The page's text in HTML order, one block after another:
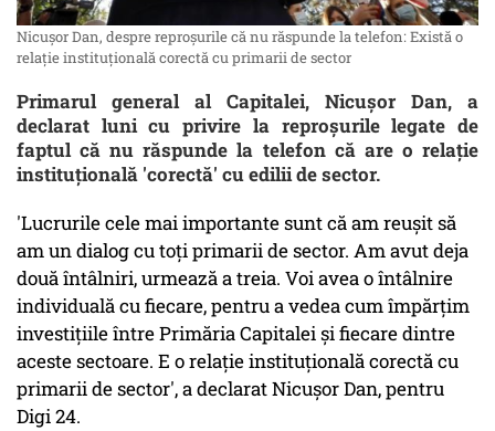
Nicuşor Dan, despre reproşurile că nu răspunde la telefon: Există o
relaţie instituţională corectă cu primarii de sector
Primarul general al Capitalei, Nicuşor Dan, a
declarat luni cu privire la reproşurile legate de
faptul că nu răspunde la telefon că are o relaţie
instituţională 'corectă' cu edilii de sector.
'Lucrurile cele mai importante sunt că am reuşit să
am un dialog cu toţi primarii de sector. Am avut deja
două întâlniri, urmează a treia. Voi avea o întâlnire
individuală cu fiecare, pentru a vedea cum împărţim
investiţiile între Primăria Capitalei şi fiecare dintre
aceste sectoare. E o relaţie instituţională corectă cu
primarii de sector', a declarat Nicuşor Dan, pentru
Digi 24.